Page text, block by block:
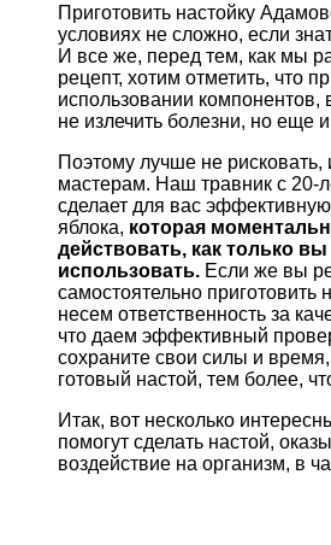
Приготовить настойку
условиях не сложно, если
И все же, перед тем, как мы
рецепт, хотим отметить, что
использовании компонентов,
не излечить болезни, но еще
Поэтому лучше не рисковать,
мастерам. Наш травник с 20-
сделает для вас
яблока, которая
действовать, как только вы
использовать. Если же вы
самостоятельно приготовить
несем ответственность за
что даем эффективный
сохраните свои силы и
готовый настой, тем более,
Итак, вот несколько
помогут сделать настой,
воздействие на организм, в